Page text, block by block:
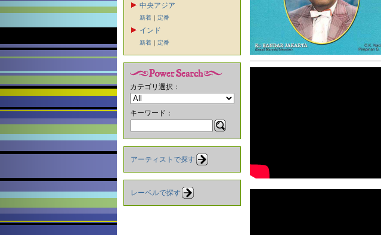
中央アジア
新着 ｜ 定番
インド
新着 ｜ 定番
カテゴリ選択：
キーワード：
アーティストで探す
レーベルで探す